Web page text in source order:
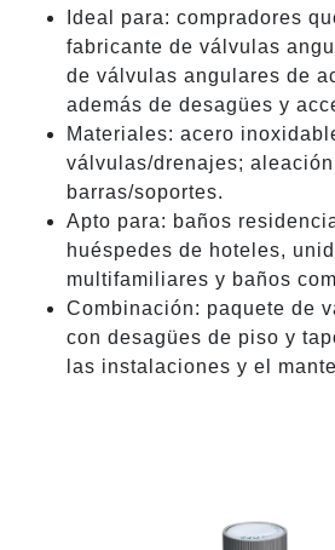
Ideal para: compradores
fabricante de válvulas
de válvulas angulares de
además de desagües y
Materiales: acero
válvulas/drenajes;
barras/soportes.
Apto para: baños
huéspedes de hoteles,
multifamiliares y baños
Combinación: paquete de
con desagües de piso y
las instalaciones y el